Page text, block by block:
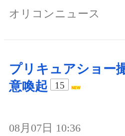
オリコンニュース
プリキュアショー
意喚起
15
08月07日 10:36